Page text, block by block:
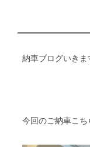
納車ブログいきま
今回のご納車こち